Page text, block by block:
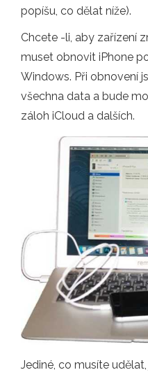
popíšu, co dělat níže).
Chcete -li, aby zařízení
muset obnovit iPhone
Windows. Při obnovení
všechna data a bude
záloh iCloud a dalších.
Jediné, co musíte